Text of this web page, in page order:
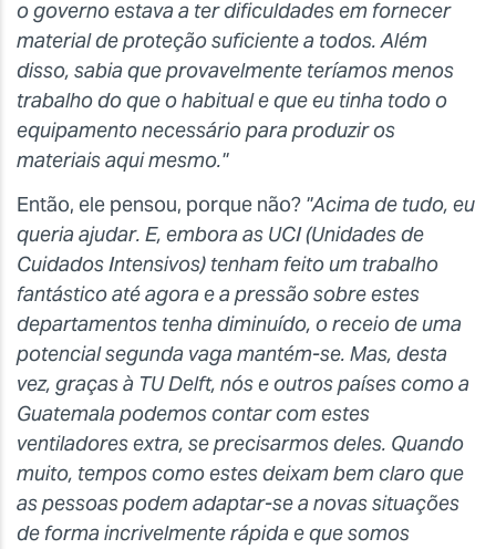
o governo estava a ter dificuldades em fornecer
material de proteção suficiente a todos. Além
disso, sabia que provavelmente teríamos menos
trabalho do que o habitual e que eu tinha todo o
equipamento necessário para produzir os
materiais aqui mesmo."
Então, ele pensou, porque não? "Acima de tudo, eu
queria ajudar. E, embora as UCI (Unidades de
Cuidados Intensivos) tenham feito um trabalho
fantástico até agora e a pressão sobre estes
departamentos tenha diminuído, o receio de uma
potencial segunda vaga mantém-se. Mas, desta
vez, graças à TU Delft, nós e outros países como a
Guatemala podemos contar com estes
ventiladores extra, se precisarmos deles. Quando
muito, tempos como estes deixam bem claro que
as pessoas podem adaptar-se a novas situações
de forma incrivelmente rápida e que somos